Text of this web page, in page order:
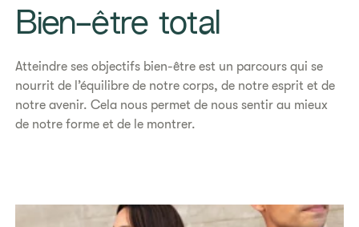
Bien-être total
​Atteindre ses objectifs bien-être est un parcours qui se
nourrit de l’équilibre de notre corps, de notre esprit et de
notre avenir. Cela nous permet de nous sentir au mieux
de notre forme et de le montrer.